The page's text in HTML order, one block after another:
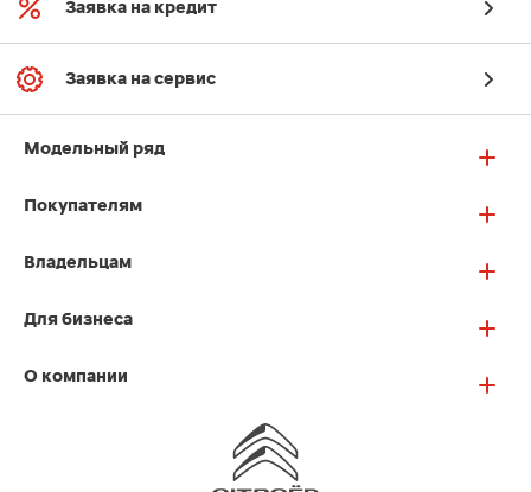
Заявка на кредит
Заявка на сервис
Модельный ряд
Покупателям
Владельцам
Для бизнеса
О компании